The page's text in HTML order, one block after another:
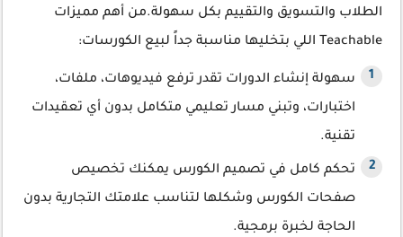
الطلاب والتسويق والتقييم بكل سهولة.من أهم مميزات
Teachable اللي بتخليها مناسبة جداً لبيع الكورسات:
سهولة إنشاء الدورات تقدر ترفع فيديوهات، ملفات،
اختبارات، وتبني مسار تعليمي متكامل بدون أي تعقيدات
تقنية.
تحكم كامل في تصميم الكورس يمكنك تخصيص
صفحات الكورس وشكلها لتناسب علامتك التجارية بدون
الحاجة لخبرة برمجية.